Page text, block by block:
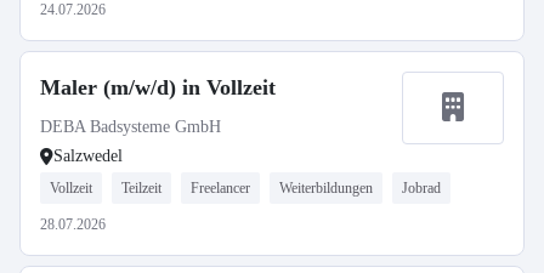
24.07.2026
Maler (m/w/d) in Vollzeit
DEBA Badsysteme GmbH
Salzwedel
Vollzeit Teilzeit Freelancer Weiterbildungen Jobrad
28.07.2026